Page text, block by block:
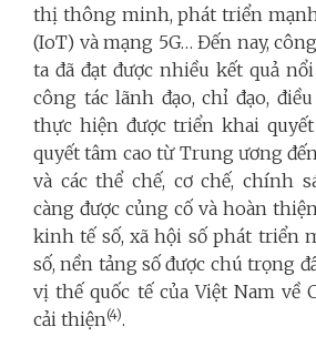
thị thông minh, phát triển
(IoT) và mạng 5G… Đến nay,
ta đã đạt được nhiều kết quả
công tác lãnh đạo, chỉ đạo,
thực hiện được triển khai
quyết tâm cao từ Trung ương
và các thể chế, cơ chế, chính
càng được củng cố và hoàn
kinh tế số, xã hội số phát triển
số, nền tảng số được chú trọng
vị thế quốc tế của Việt Nam về
cải thiện(4).